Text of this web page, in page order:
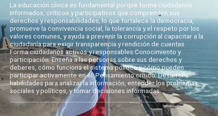
La educación cívica es fundamental porque forma ciudadanos
informados, críticos y participativos que comprenden sus
derechos y responsabilidades, lo que fortalece la democracia,
promueve la convivencia social, la tolerancia y el respeto por los
valores comunes, y ayuda a prevenir la corrupción al capacitar a la
ciudadanía para exigir transparencia y rendición de cuentas
Forma ciudadanos activos y responsables Conocimiento y
participación: Enseña a las personas sobre sus derechos y
deberes, cómo funciona el sistema político y cómo pueden
participar activamente en él. Pensamiento crítico: Desarrolla
habilidades para analizar la información, entender los problemas
sociales y políticos, y tomar decisiones informadas.